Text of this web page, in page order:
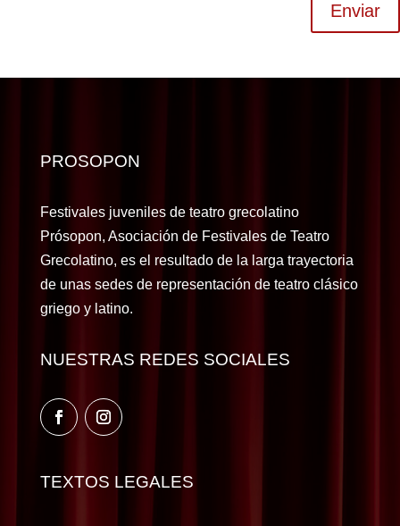
Enviar
PROSOPON
Festivales juveniles de teatro grecolatino
Prósopon, Asociación de Festivales de Teatro
Grecolatino, es el resultado de la larga trayectoria
de unas sedes de representación de teatro clásico
griego y latino.
NUESTRAS REDES SOCIALES
TEXTOS LEGALES